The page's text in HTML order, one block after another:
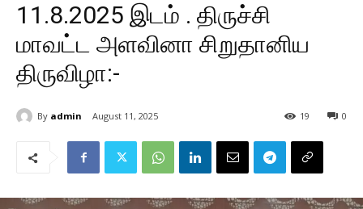
11.8.2025 இடம் . திருச்சி
மாவட்ட அளவினா சிறுதானிய
திருவிழா:-
By admin August 11, 2025 0
19